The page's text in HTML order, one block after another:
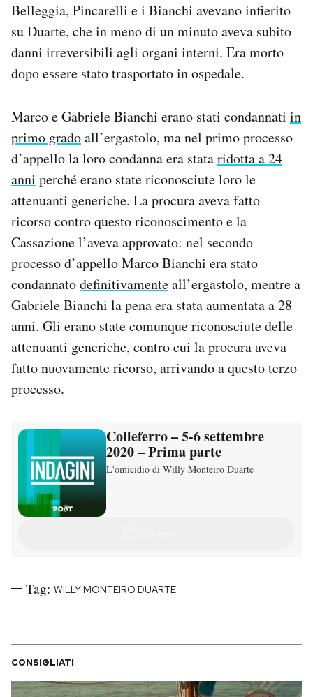
Belleggia, Pincarelli e i Bianchi avevano infierito
su Duarte, che in meno di un minuto aveva subito
danni irreversibili agli organi interni. Era morto
dopo essere stato trasportato in ospedale.
Marco e Gabriele Bianchi erano stati condannati in
primo gradoall’ergastolo, ma nel primo processo
d’appello la loro condanna era stataridotta a 24
anni perché erano state riconosciute loro le
attenuanti generiche. La procura aveva fatto
ricorso contro questo riconoscimento e la
Cassazione l’aveva approvato: nel secondo
processo d’appello Marco Bianchi era stato
condannatodefinitivamenteall’ergastolo, mentre a
Gabriele Bianchi la pena era stata aumentata a 28
anni. Gli erano state comunque riconosciute delle
attenuanti generiche, contro cui la procura aveva
fatto nuovamente ricorso, arrivando a questo terzo
processo.
Colleferro – 5-6 settembre
2020 – Prima parte
L'omicidio di Willy Monteiro Duarte
Tag: WILLY MONTEIRO DUARTE
CONSIGLIATI